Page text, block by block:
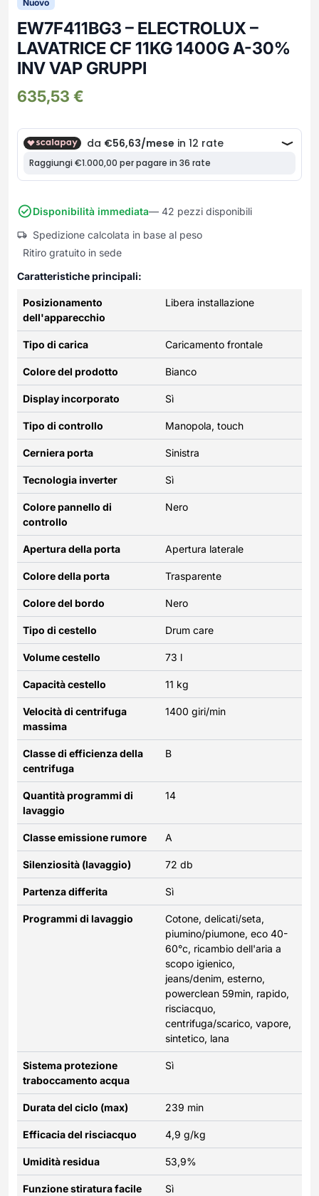
Frullatori
Grattugie elettriche
Macchine caffe e capsule
Pulizia Casa
Sbattitori
Stiro
Tritacarne
Utensili da cucina
Yogurtiere
Lampade da tavolo
Lampade da terra
Mobili Multiuso
Multiuso e Scarpiere
SOGGIORNO
Divani e Poltrone
Sedie e Sgabelli
Soggiorni e Pareti
Cucitrici e accessori
Mobili per ufficio
Moduli per ufficio
Scrivanie
Sedie per ufficio
TAVOLI USATI TAVOLINI USATI
Nuovo
EW7F411BG3 – ELECTROLUX –
LAVATRICE CF 11KG 1400G A-30%
INV VAP GRUPPI
635,53 €
Disponibilità immediata— 42 pezzi disponibili
Spedizione calcolata in base al peso
Ritiro gratuito in sede
Caratteristiche principali:
Posizionamento
dell'apparecchio
Libera installazione
Tipo di carica Caricamento frontale
Colore del prodotto Bianco
Display incorporato Sì
Tipo di controllo Manopola, touch
Cerniera porta Sinistra
Tecnologia inverter Sì
Colore pannello di
controllo
Nero
Apertura della porta Apertura laterale
Colore della porta Trasparente
Colore del bordo Nero
Tipo di cestello Drum care
Volume cestello 73 l
Capacità cestello 11 kg
Velocità di centrifuga
massima
1400 giri/min
Classe di efficienza della
centrifuga
B
Quantità programmi di
lavaggio
14
Classe emissione rumore A
Silenziosità (lavaggio) 72 db
Partenza differita Sì
Programmi di lavaggio
Cotone, delicati/seta,
piumino/piumone, eco 40-
60°c, ricambio dell'aria a
scopo igienico,
jeans/denim, esterno,
powerclean 59min, rapido,
risciacquo,
centrifuga/scarico, vapore,
sintetico, lana
Sistema protezione
traboccamento acqua
Sì
Durata del ciclo (max) 239 min
Efficacia del risciacquo 4,9 g/kg
Umidità residua 53,9%
Funzione stiratura facile Sì